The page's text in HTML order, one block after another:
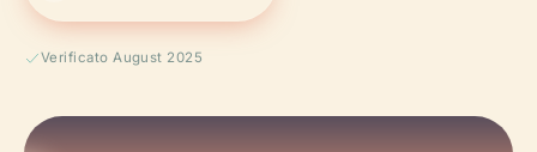
Verificato August 2025